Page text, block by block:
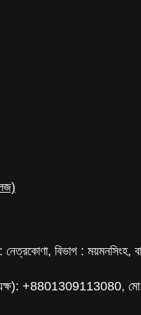
নেত্রকোণা, বিভাগ : ময়মনসিংহ,
+8801309113080,